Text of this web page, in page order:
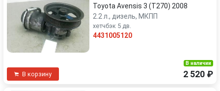
Toyota Avensis 3 (T270) 2008
2.2 л., дизель, МКПП
хетчбэк 5 дв.
4431005120
В корзину
В наличии
2 520 ₽